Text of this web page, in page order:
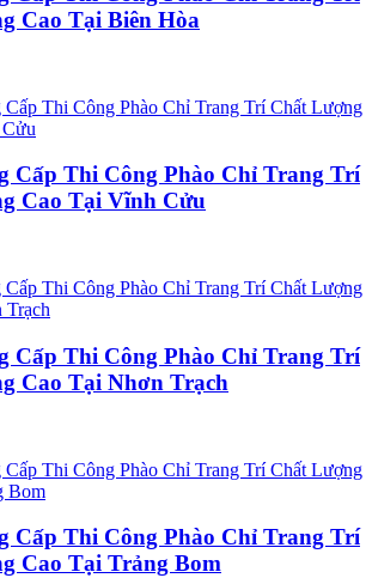
Cao Tại Biên Hòa
Cấp Thi Công Phào Chỉ Trang Trí
Cao Tại Vĩnh Cửu
Cấp Thi Công Phào Chỉ Trang Trí
Cao Tại Nhơn Trạch
Cấp Thi Công Phào Chỉ Trang Trí
Cao Tại Trảng Bom